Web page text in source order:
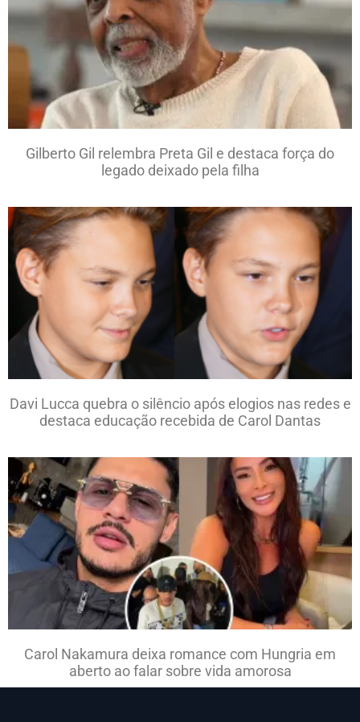
Gilberto Gil relembra Preta Gil e destaca força do
legado deixado pela filha
Davi Lucca quebra o silêncio após elogios nas redes e
destaca educação recebida de Carol Dantas
Carol Nakamura deixa romance com Hungria em
aberto ao falar sobre vida amorosa